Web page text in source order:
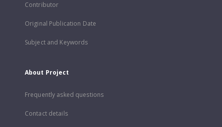
Contributor
Original Publication Date
Subject and Keywords
About Project
Frequently asked questions
Contact details